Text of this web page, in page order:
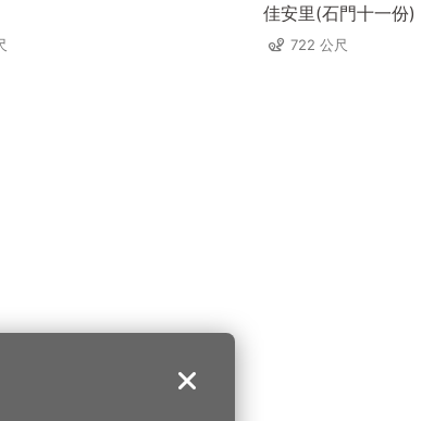
佳安里(石門十一份)
722 公尺
关闭